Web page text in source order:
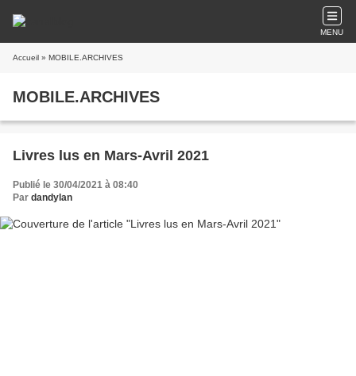
MENU
Accueil » MOBILE.ARCHIVES
MOBILE.ARCHIVES
Livres lus en Mars-Avril 2021
Publié le 30/04/2021 à 08:40
Par dandylan